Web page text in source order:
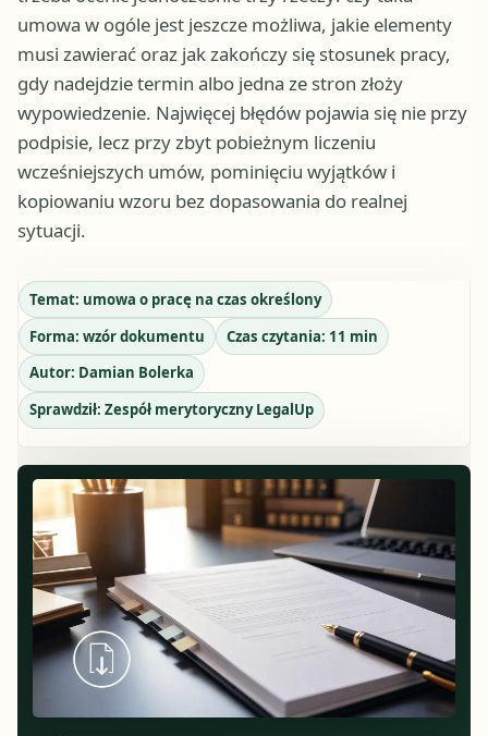
umowa w ogóle jest jeszcze możliwa, jakie elementy
musi zawierać oraz jak zakończy się stosunek pracy,
gdy nadejdzie termin albo jedna ze stron złoży
wypowiedzenie. Najwięcej błędów pojawia się nie przy
podpisie, lecz przy zbyt pobieżnym liczeniu
wcześniejszych umów, pominięciu wyjątków i
kopiowaniu wzoru bez dopasowania do realnej
sytuacji.
Temat: umowa o pracę na czas określony
Forma: wzór dokumentu Czas czytania: 11 min
Autor: Damian Bolerka
Sprawdził: Zespół merytoryczny LegalUp